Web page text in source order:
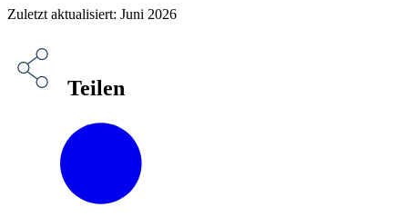
Zuletzt aktualisiert: Juni 2026
Teilen